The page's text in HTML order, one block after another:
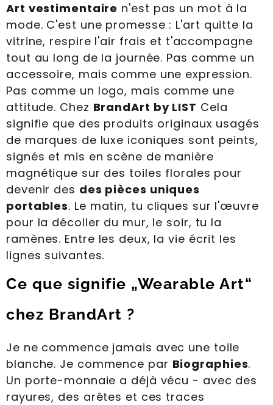
Art vestimentaire n'est pas un mot à la
mode. C'est une promesse : L'art quitte la
vitrine, respire l'air frais et t'accompagne
tout au long de la journée. Pas comme un
accessoire, mais comme une expression.
Pas comme un logo, mais comme une
attitude. Chez BrandArt by LIST Cela
signifie que des produits originaux usagés
de marques de luxe iconiques sont peints,
signés et mis en scène de manière
magnétique sur des toiles florales pour
devenir des des pièces uniques
portables. Le matin, tu cliques sur l'œuvre
pour la décoller du mur, le soir, tu la
ramènes. Entre les deux, la vie écrit les
lignes suivantes.
Ce que signifie „Wearable Art“
chez BrandArt ?
Je ne commence jamais avec une toile
blanche. Je commence par Biographies.
Un porte-monnaie a déjà vécu - avec des
rayures, des arêtes et ces traces